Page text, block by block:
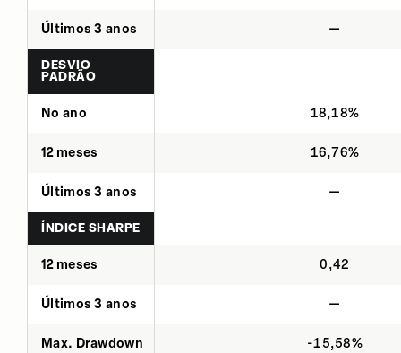
Últimos 3 anos —
DESVIO
PADRÃO
No ano 18,18%
12 meses 16,76%
Últimos 3 anos —
ÍNDICE SHARPE
12 meses 0,42
Últimos 3 anos —
Max. Drawdown -15,58%